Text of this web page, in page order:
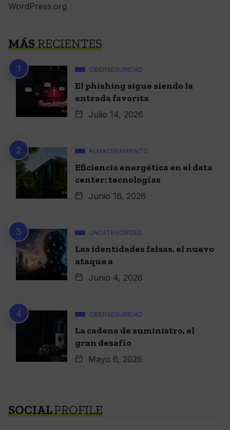
WordPress.org
MÁSRECIENTES
CIBERSEGURIDAD
El phishing sigue siendo la
entrada favorita
Julio 14, 2026
ALMACENAMIENTO
Eficiencia energética en el data
center: tecnologías
Junio 16, 2026
UNCATEGORIZED
Las identidades falsas, el nuevo
ataque a
Junio 4, 2026
CIBERSEGURIDAD
La cadena de suministro, el
gran desafío
Mayo 6, 2026
SOCIALPROFILE